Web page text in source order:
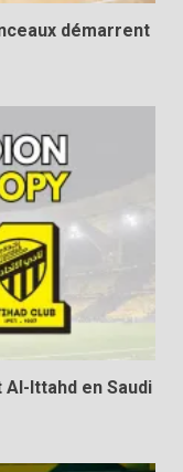
démarrent
Ittahd en Saudi